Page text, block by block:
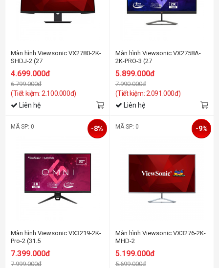
Màn hình Viewsonic VX2780-2K-
SHDJ-2 (27
inch/QHD/IPS/100Hz/4ms)
4.699.000đ
6.799.000đ
(Tiết kiệm: 2.100.000đ)
Liên hệ
Màn hình Viewsonic VX2758A-
2K-PRO-3 (27
inch/QHD/IPS/240Hz/1ms)
5.899.000đ
7.990.000đ
(Tiết kiệm: 2.091.000đ)
Liên hệ
MÃ SP: 0
Màn hình Viewsonic VX3219-2K-
Pro-2 (31.5
7.399.000đ
7.999.000đ
-8% MÃ SP: 0
Màn hình Viewsonic VX3276-2K-
MHD-2
5.199.000đ
5.699.000đ
-9%